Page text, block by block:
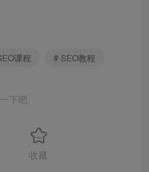
课程 # SEO教程
下吧
收藏